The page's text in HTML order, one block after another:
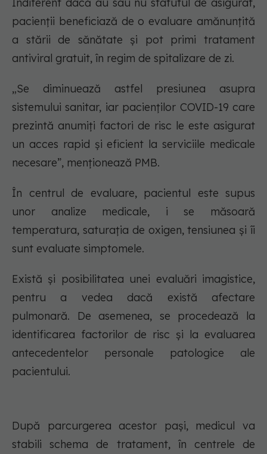
Indiferent dacă au sau nu statutul de asigurat,
pacienții beneficiază de o evaluare amănunțită
a stării de sănătate și pot primi tratament
antiviral gratuit, în regim de spitalizare de zi.
„Se diminuează astfel presiunea asupra
sistemului sanitar, iar pacienților COVID-19 care
prezintă anumiți factori de risc le este asigurat
un acces rapid și eficient la serviciile medicale
necesare”, menționează PMB.
În centrul de evaluare, pacientul este supus
unor analize medicale, i se măsoară
temperatura, saturația de oxigen, tensiunea și îi
sunt evaluate simptomele.
Există și posibilitatea unei evaluări imagistice,
pentru a vedea dacă există afectare
pulmonară. De asemenea, se procedează la
identificarea factorilor de risc și la evaluarea
antecedentelor personale patologice ale
pacientului.
După parcurgerea acestor pași, medicul va
stabili schema de tratament, în centrele de